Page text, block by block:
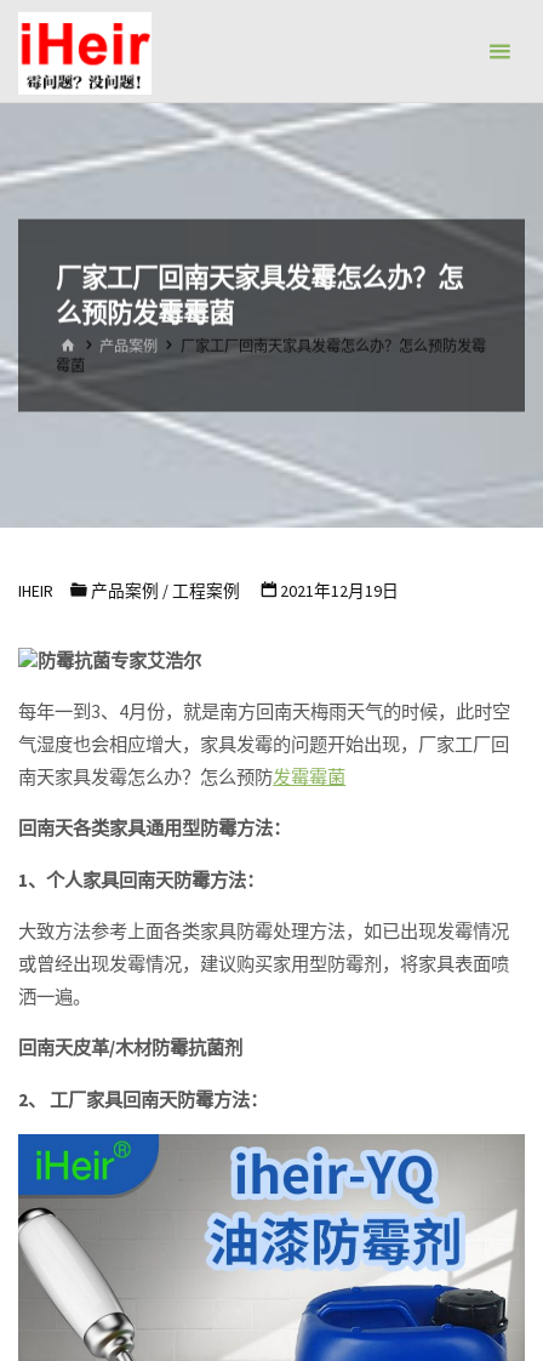
抗
水
剂|
干
剂-
艾
尔
霉
抗
菌
科
技
限
公
司
厂家工厂回南天家具发霉怎么办？怎
么预防发霉霉菌
首
页
产品案例
厂家工厂回南天家具发霉怎么办？怎么预防发霉
霉菌
IHEIR 产品案例 / 工程案例 2021年12月19日
防霉抗菌专家艾浩尔
每年一到3、4月份，就是南方回南天梅雨天气的时候，此时空
气湿度也会相应增大，家具发霉的问题开始出现，厂家工厂回
南天家具发霉怎么办？怎么预防发霉霉菌
回南天各类家具通用型防霉方法：
1、个人家具回南天防霉方法：
大致方法参考上面各类家具防霉处理方法，如已出现发霉情况
或曾经出现发霉情况，建议购买家用型防霉剂，将家具表面喷
洒一遍。
回南天皮革/木材防霉抗菌剂
2、 工厂家具回南天防霉方法：